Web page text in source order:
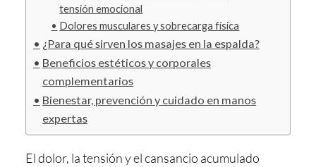
tensión emocional
Dolores musculares y sobrecarga física
¿Para qué sirven los masajes en la espalda?
Beneficios estéticos y corporales
complementarios
Bienestar, prevención y cuidado en manos
expertas
El dolor, la tensión y el cansancio acumulado